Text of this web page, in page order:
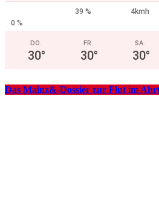
39 %
4kmh
0 %
DO.
30°
FR.
30°
SA.
30°
Das Mainz&-Dossier zur Flut im